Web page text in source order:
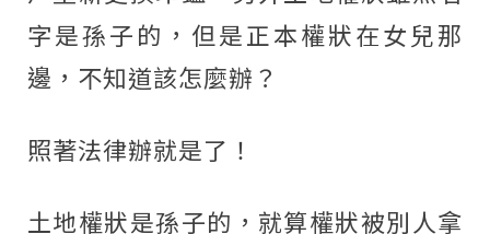
字是孫子的，但是正本權狀在女兒那
邊，不知道該怎麼辦？
照著法律辦就是了！
土地權狀是孫子的，就算權狀被別人拿